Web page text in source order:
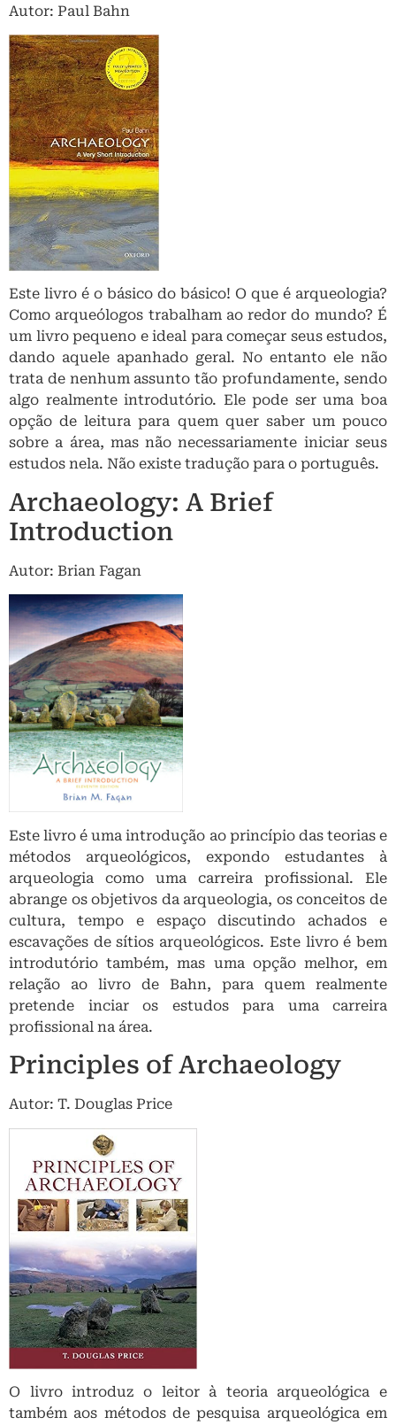
Autor: Paul Bahn
Este livro é o básico do básico! O que é arqueologia?
Como arqueólogos trabalham ao redor do mundo? É
um livro pequeno e ideal para começar seus estudos,
dando aquele apanhado geral. No entanto ele não
trata de nenhum assunto tão profundamente, sendo
algo realmente introdutório. Ele pode ser uma boa
opção de leitura para quem quer saber um pouco
sobre a área, mas não necessariamente iniciar seus
estudos nela. Não existe tradução para o português.
Archaeology: A Brief
Introduction
Autor: Brian Fagan
Este livro é uma introdução ao princípio das teorias e
métodos arqueológicos, expondo estudantes à
arqueologia como uma carreira profissional. Ele
abrange os objetivos da arqueologia, os conceitos de
cultura, tempo e espaço discutindo achados e
escavações de sítios arqueológicos. Este livro é bem
introdutório também, mas uma opção melhor, em
relação ao livro de Bahn, para quem realmente
pretende inciar os estudos para uma carreira
profissional na área.
Principles of Archaeology
Autor: T. Douglas Price
O livro introduz o leitor à teoria arqueológica e
também aos métodos de pesquisa arqueológica em